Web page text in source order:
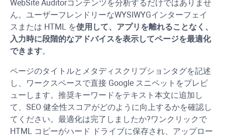
WebSite Auditorコンテンツを分析するだけではありませ
ん。ユーザーフレンドリーなWYSIWYGインターフェイ
スまたは HTML を使用して、アプリを離れることなく、
入力時に段階的なアドバイスを表示してページを最適化
できます。
ページのタイトルとメタディスクリプションタグを記述
し、ワークスペースで直接 Google スニペットをプレビ
ューします。推奨キーワードをテキスト本文に追加し
て、SEO 健全性スコアがどのように向上するかを確認し
てください。最適化は完了しましたか?ワンクリックで
HTML コピーがハード ドライブに保存され、アップロー